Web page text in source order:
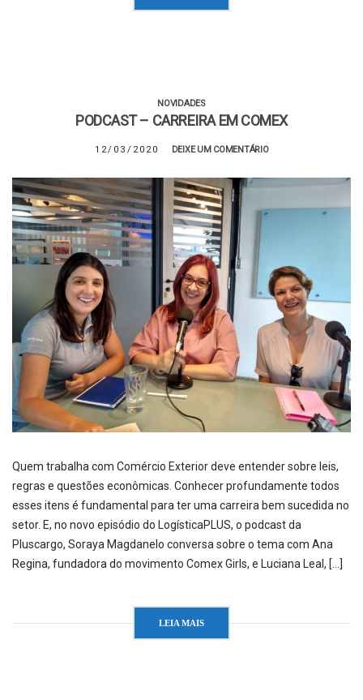
NOVIDADES
PODCAST – CARREIRA EM COMEX
12/03/2020 DEIXE UM COMENTÁRIO
Quem trabalha com Comércio Exterior deve entender sobre leis,
regras e questões econômicas. Conhecer profundamente todos
esses itens é fundamental para ter uma carreira bem sucedida no
setor. E, no novo episódio do LogísticaPLUS, o podcast da
Pluscargo, Soraya Magdanelo conversa sobre o tema com Ana
Regina, fundadora do movimento Comex Girls, e Luciana Leal, […]
LEIA MAIS